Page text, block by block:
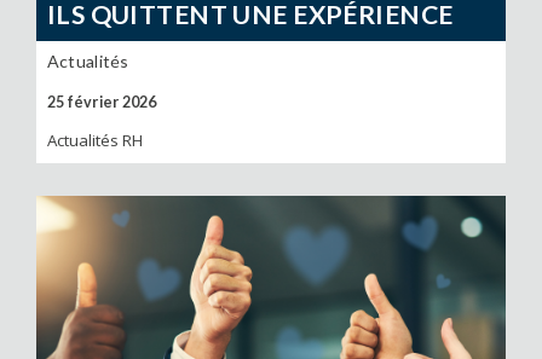
ILS QUITTENT UNE EXPÉRIENCE
Actualités
25 février 2026
Actualités RH